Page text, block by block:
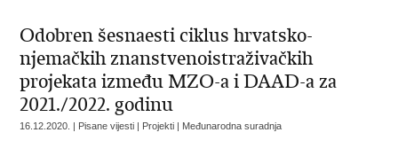
Odobren šesnaesti ciklus hrvatsko-
njemačkih znanstvenoistraživačkih
projekata između MZO-a i DAAD-a za
2021./2022. godinu
16.12.2020. | Pisane vijesti | Projekti | Međunarodna suradnja